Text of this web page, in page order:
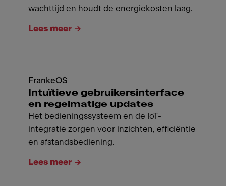
wachttijd en houdt de energiekosten laag.
Lees meer
FrankeOS
Intuïtieve gebruikersinterface
en regelmatige updates
Het bedieningssysteem en de IoT-
integratie zorgen voor inzichten, efficiëntie
en afstandsbediening.
Lees meer